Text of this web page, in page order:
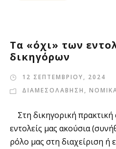
Τα «όχι» των
δικηγόρων
12 ΣΕΠΤΕΜΒΡΙΟΥ, 2024
ΔΙΑΜΕΣΟΛΑΒΗΣΗ ,
Στη δικηγορική
εντολείς μας ακούσια
ρόλο μας στη διαχείριση ή